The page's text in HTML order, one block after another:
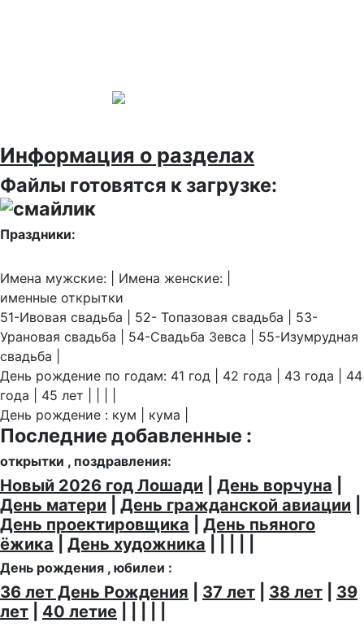
Информация о разделах
Файлы готовятся к загрузке:
Праздники:
Имена мужские: | Имена женские: |
именные открытки
51-Ивовая свадьба | 52- Топазовая свадьба | 53-
Урановая свадьба | 54-Свадьба Зевса | 55-Изумрудная
свадьба |
День рождение по годам: 41 год | 42 года | 43 года | 44
года | 45 лет | | | |
День рождение : кум | кума |
Последние добавленные :
открытки , поздравления:
Новый 2026 год Лошади День ворчуна
День матери
День гражданской авиации
День проектировщика
День пьяного
ёжика
День художника
День рождения , юбилеи :
36 лет День Рождения 37 лет 38 лет
39
лет
40 летие